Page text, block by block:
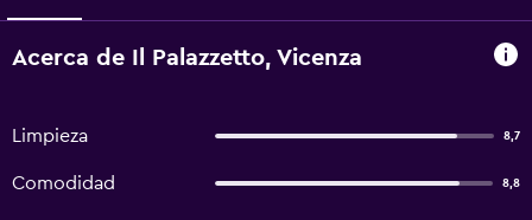
Acerca de Il Palazzetto, Vicenza
Limpieza 8,7
Comodidad 8,8